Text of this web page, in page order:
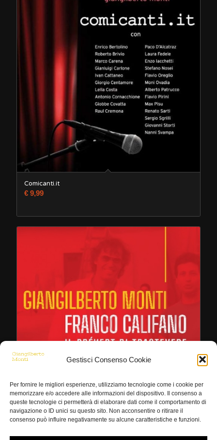
Gestisci Consenso Cookie
Per fornire le migliori esperienze, utilizziamo tecnologie come i cookie per
memorizzare e/o accedere alle informazioni del dispositivo. Il consenso a
queste tecnologie ci permetterà di elaborare dati come il comportamento di
navigazione o ID unici su questo sito. Non acconsentire o ritirare il
consenso può influire negativamente su alcune caratteristiche e funzioni.
Comicanti.it
€9,99
Il Prévert di Trastevere – Giangiberto Monti canta